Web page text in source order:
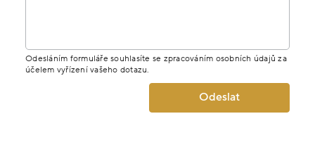
Odesláním formuláře souhlasíte se zpracováním osobních údajů za
účelem vyřízení vašeho dotazu.
Odeslat